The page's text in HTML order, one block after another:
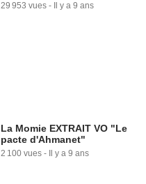
29 953 vues - Il y a 9 ans
La Momie EXTRAIT VO "Le
pacte d'Ahmanet"
2 100 vues - Il y a 9 ans